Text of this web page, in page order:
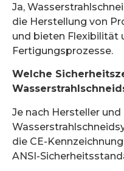
Ja,
die Herstellung von
und bieten Flexibilität
Fertigungsprozesse.
Welche
Je nach Hersteller
die CE-
ANSI-